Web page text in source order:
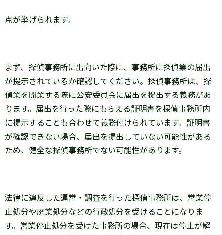
点が挙げられます。
まず、探偵事務所に出向いた際に、事務所に探偵業の届出
が提示されているか確認してください。探偵事務所は、探
偵業を開業する際に公安委員会に届出を提出する義務があ
ります。届出を行った際にもらえる証明書を探偵事務所内
に提示することも合わせて義務付けられています。証明書
が確認できない場合、届出を提出していない可能性がある
ため、健全な探偵事務所でない可能性があります。
法律に違反した運営・調査を行った探偵事務所は、営業停
止処分や廃業処分などの行政処分を受けることになりま
す。営業停止処分を受けた事務所の場合、現在は停止が解